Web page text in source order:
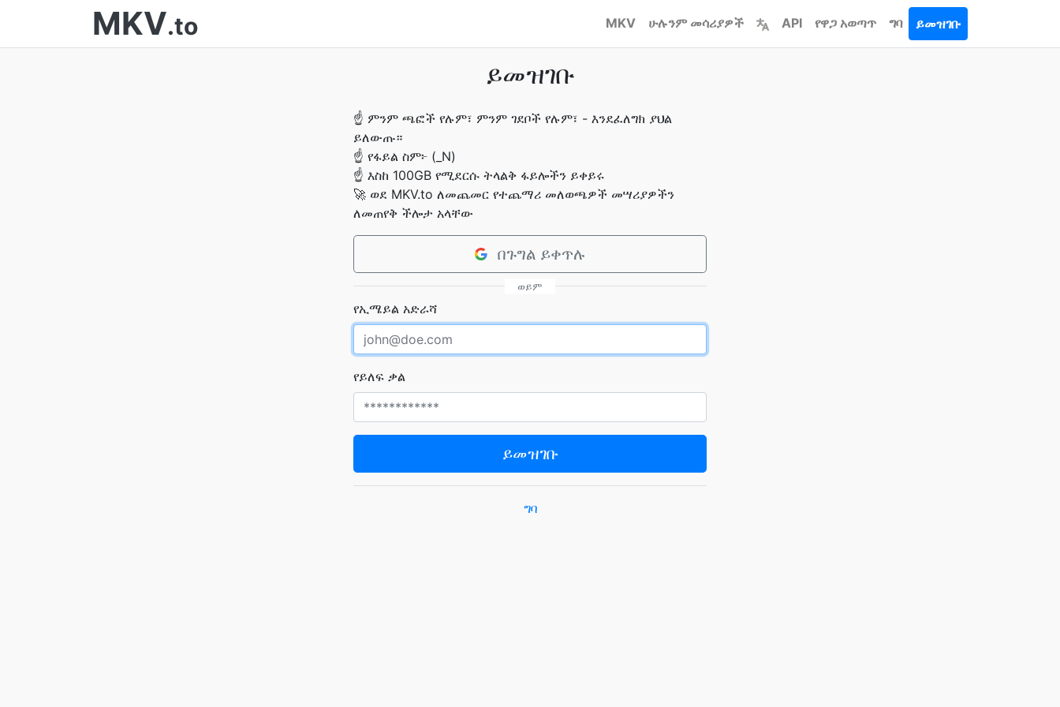
MKV.to MKV ሁሉንም መሳሪያዎች API የዋጋ አወጣጥ ግባ ይመዝገቡ
ይመዝገቡ
☝ ምንም ጫፎች የሉም፣ ምንም ገደቦች የሉም፣ - እንደፈለግክ ያህል
ይለውጡ።
☝ የፋይል ስም፦ (_N)
☝ እስከ 100GB የሚደርሱ ትላልቅ ፋይሎችን ይቀይሩ
🚀 ወደ MKV.to ለመጨመር የተጨማሪ መለወጫዎች መሣሪያዎችን
ለመጠየቅ ችሎታ አላቸው
በጉግል ይቀጥሉ
ወይም
የኢሜይል አድራሻ
የይለፍ ቃል
ይመዝገቡ
ግባ